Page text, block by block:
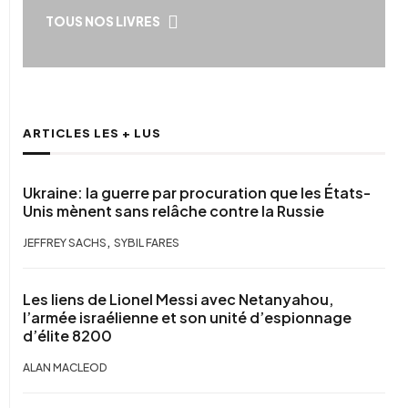
TOUS NOS LIVRES
ARTICLES LES + LUS
Ukraine: la guerre par procuration que les États-
Unis mènent sans relâche contre la Russie
JEFFREY SACHS , SYBIL FARES
Les liens de Lionel Messi avec Netanyahou,
l’armée israélienne et son unité d’espionnage
d’élite 8200
ALAN MACLEOD